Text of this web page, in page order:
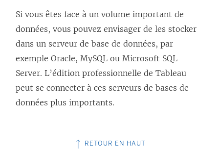
Si vous êtes face à un volume important de
données, vous pouvez envisager de les stocker
dans un serveur de base de données, par
exemple Oracle, MySQL ou Microsoft SQL
Server. L’édition professionnelle de Tableau
peut se connecter à ces serveurs de bases de
données plus importants.
RETOUR EN HAUT